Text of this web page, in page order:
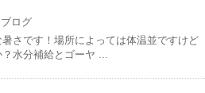
ブログ
さです！場所によっては体温並ですけど
水分補給とゴーヤ ...